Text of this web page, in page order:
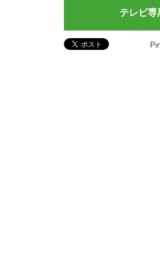
テレビ専